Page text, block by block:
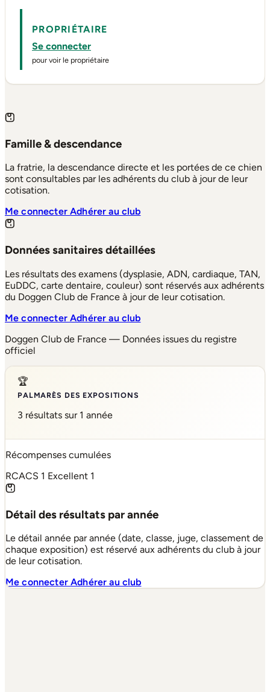
PROPRIÉTAIRE
Se connecter
pour voir le propriétaire
Famille & descendance
La fratrie, la descendance directe et les portées de ce chien
sont consultables par les adhérents du club à jour de leur
cotisation.
Me connecterAdhérer au club
Données sanitaires détaillées
Les résultats des examens (dysplasie, ADN, cardiaque, TAN,
EuDDC, carte dentaire, couleur) sont réservés aux adhérents
du Doggen Club de France à jour de leur cotisation.
Me connecterAdhérer au club
Doggen Club de France — Données issues du registre
officiel
🏆
PALMARÈS DES EXPOSITIONS
3 résultats sur 1 année
Récompenses cumulées
RCACS 1 Excellent 1
Détail des résultats par année
Le détail année par année (date, classe, juge, classement de
chaque exposition) est réservé aux adhérents du club à jour
de leur cotisation.
Me connecterAdhérer au club